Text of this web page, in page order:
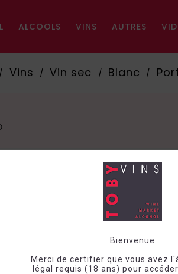
Bienvenue
Merci de certifier que vous avez
légal requis (18 ans) pour
ALCOOLS VINS AUTRES
Vins Vin sec Blanc